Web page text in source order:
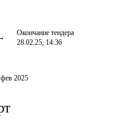
Окончание тендера
28.02.25, 14:36
2025